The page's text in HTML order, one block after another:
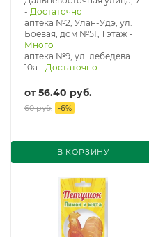
- Достаточно
аптека №2, Улан-Удэ, ул.
Боевая, дом №5Г, 1 этаж -
Много
аптека №9, ул. лебедева
10а - Достаточно
от56.40 руб.
60 руб. -6%
В КОРЗИНУ